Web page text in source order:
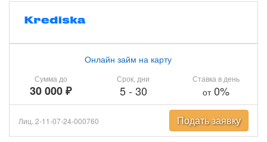
Сумма до
30 000 ₽
Онлайн займ на карту
Срок, дни
5- 30
Ставка в день
от0%
Лиц. 2-11-07-24-000760 Подать заявку